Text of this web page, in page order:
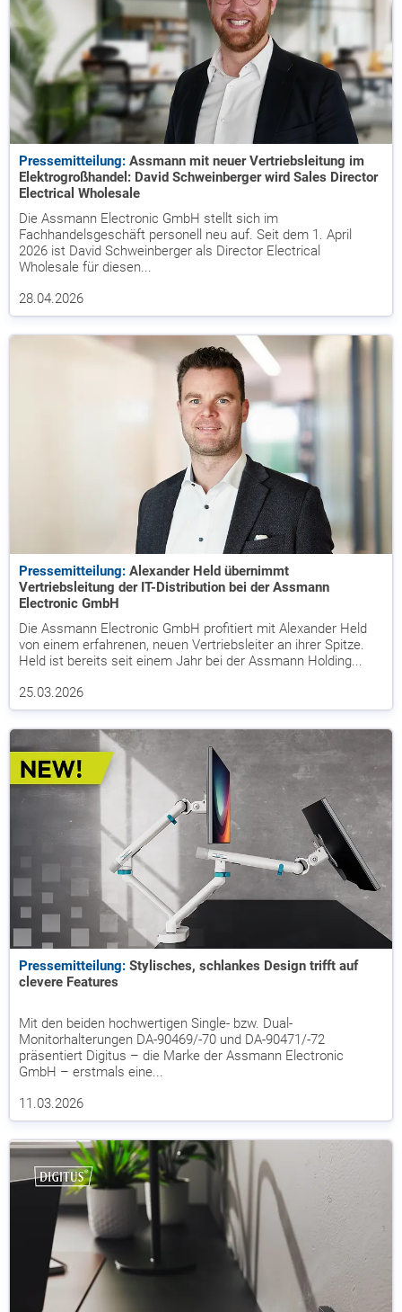
Pressemitteilung: Assmann mit neuer Vertriebsleitung im
Elektrogroßhandel: David Schweinberger wird Sales Director
Electrical Wholesale
Die Assmann Electronic GmbH stellt sich im
Fachhandelsgeschäft personell neu auf. Seit dem 1. April
2026 ist David Schweinberger als Director Electrical
Wholesale für diesen...
28.04.2026
Pressemitteilung: Alexander Held übernimmt
Vertriebsleitung der IT-Distribution bei der Assmann
Electronic GmbH
Die Assmann Electronic GmbH profitiert mit Alexander Held
von einem erfahrenen, neuen Vertriebsleiter an ihrer Spitze.
Held ist bereits seit einem Jahr bei der Assmann Holding...
25.03.2026
Pressemitteilung: Stylisches, schlankes Design trifft auf
clevere Features
Mit den beiden hochwertigen Single- bzw. Dual-
Monitorhalterungen DA-90469/-70 und DA-90471/-72
präsentiert Digitus – die Marke der Assmann Electronic
GmbH – erstmals eine...
11.03.2026